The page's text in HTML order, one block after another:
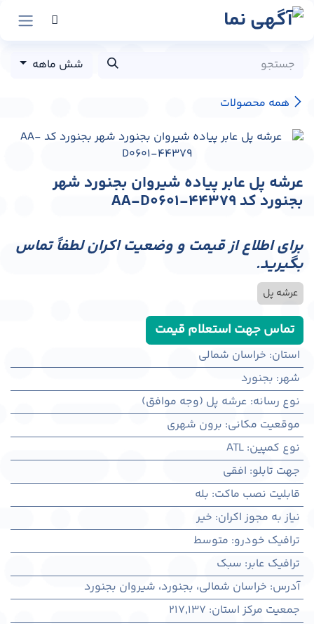
پرش به محتوا
همه محصولات
شش ماهه
عرشه پل عابر پیاده شیروان بجنورد شهر
بجنورد کد AA-D0601-44379
برای اطلاع از قیمت و وضعیت اکران لطفاً تماس
بگیرید.
عرشه پل
تماس جهت استعلام قیمت
استان: خراسان شمالی
شهر: بجنورد
نوع رسانه: عرشه پل (وجه موافق)
موقعیت مکانی: برون شهری
نوع کمپین:
ATL
جهت تابلو: افقی
قابلیت نصب ماکت: بله
نیاز به مجوز اکران: خیر
ترافیک خودرو: متوسط
ترافیک عابر: سبک
آدرس: خراسان شمالی، بجنورد، شیروان بجنورد
جمعیت مرکز استان:
217,137